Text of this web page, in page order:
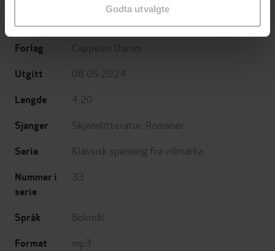
Godta utvalgte
Trygve Lund(forfatter),
(oversetter),Anderz Eide(innleser)
Forlag Cappelen Damm
Utgitt 08.05.2024
Lengde 4:20
Sjanger Skjønnlitteratur Romaner
Serie Klassisk spenning fra villmarka
Nummer i
serie
33
Språk Bokmål
Format mp3